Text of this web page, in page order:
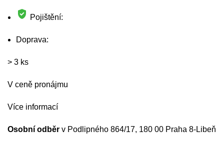
Pojištění:
Doprava:
> 3 ks
V ceně pronájmu
Více informací
Osobní odběr v Podlipného 864/17, 180 00 Praha 8-Libeň